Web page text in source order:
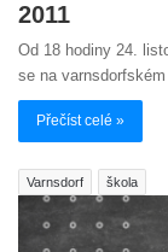
2011
Od 18 hodiny 24.
se na
Přečíst celé »
Varnsdorf škola